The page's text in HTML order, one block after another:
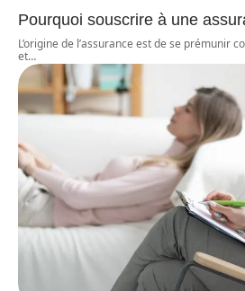
Pourquoi souscrire à une
L’origine de l’assurance est de se prémunir
et…